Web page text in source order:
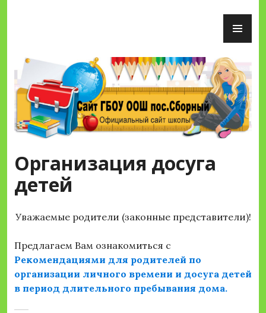
Сайт ГБОУ ООШ пос.Сборный
Организация досуга
детей
Уважаемые родители (законные представители)!
Предлагаем Вам ознакомиться с
Рекомендациями для родителей по
организации личного времени и досуга детей
в период длительного пребывания дома.